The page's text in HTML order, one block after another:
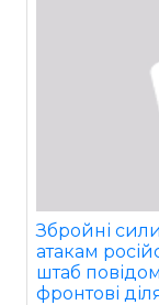
Збройні
атакам
штаб
фронтові